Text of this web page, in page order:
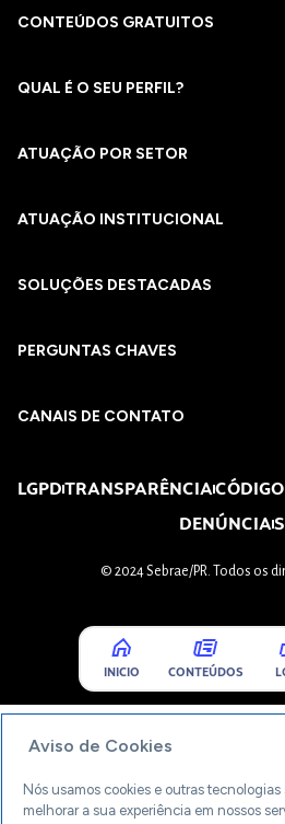
CONTEÚDOS GRATUITOS
QUAL É O SEU PERFIL?
ATUAÇÃO POR SETOR
ATUAÇÃO INSTITUCIONAL
SOLUÇÕES DESTACADAS
PERGUNTAS CHAVES​
CANAIS DE CONTATO
LGPDTRANSPARÊNCIA
DENÚNCIA
© 2024 Sebrae/PR. Todos os
INICIO CONTEÚDOS
Aviso de Cookies
Nós usamos cookies e outras
melhorar a sua experiência em nossos